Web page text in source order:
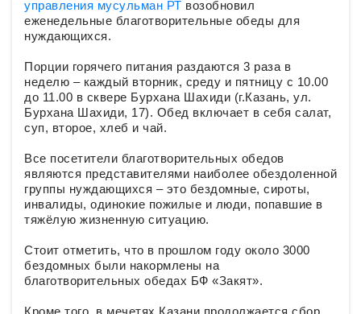
управления мусульман РТ возобновил
еженедельные благотворительные обеды для
нуждающихся.
Порции горячего питания раздаются 3 раза в
неделю – каждый вторник, среду и пятницу с 10.00
до 11.00 в сквере Бурхана Шахиди (г.Казань, ул.
Бурхана Шахиди, 17). Обед включает в себя салат,
суп, второе, хлеб и чай.
Все посетители благотворительных обедов
являются представителями наиболее обездоленной
группы нуждающихся – это бездомные, сироты,
инвалиды, одинокие пожилые и люди, попавшие в
тяжёлую жизненную ситуацию.
Стоит отметить, что в прошлом году около 3000
бездомных были накормлены на
благотворительных обедах БФ «Закят».
Кроме того, в мечетях Казани продолжается сбор